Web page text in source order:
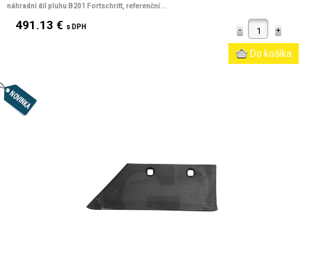
náhradní díl pluhu B201 Fortschritt, referenční...
491.13 € s DPH